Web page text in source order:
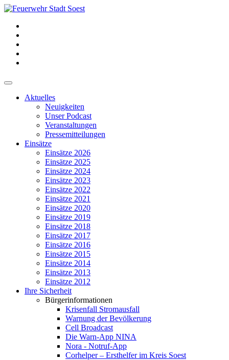
Aktuelles
Neuigkeiten
Unser Podcast
Veranstaltungen
Pressemitteilungen
Einsätze
Einsätze 2026
Einsätze 2025
Einsätze 2024
Einsätze 2023
Einsätze 2022
Einsätze 2021
Einsätze 2020
Einsätze 2019
Einsätze 2018
Einsätze 2017
Einsätze 2016
Einsätze 2015
Einsätze 2014
Einsätze 2013
Einsätze 2012
Ihre Sicherheit
Bürgerinformationen
Krisenfall Stromausfall
Warnung der Bevölkerung
Cell Broadcast
Die Warn-App NINA
Nora - Notruf-App
Corhelper – Ersthelfer im Kreis Soest